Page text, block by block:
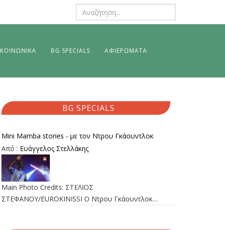
ΚΟΙΝΩΝΙΚΑ BG SPECIALS ΑΦΙΕΡΩΜΑΤΑ
BG SPECIALS
Mini Mamba stories - με τον Ντρου Γκάουντλοκ
Από : Ευάγγελος Στελλάκης
Main Photo Credits: ΣΤΕΛΙΟΣ
ΣΤΕΦΑΝΟΥ/EUROKINISSI Ο Ντρου Γκάουντλοκ…